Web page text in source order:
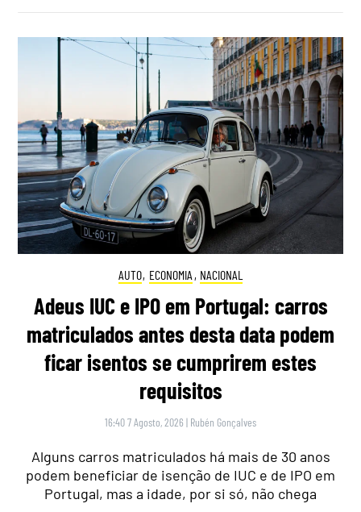
AUTO, ECONOMIA , NACIONAL
Adeus IUC e IPO em Portugal: carros
matriculados antes desta data podem
ficar isentos se cumprirem estes
requisitos
16:40 7 Agosto, 2026 | Rubén Gonçalves
Alguns carros matriculados há mais de 30 anos
podem beneficiar de isenção de IUC e de IPO em
Portugal, mas a idade, por si só, não chega